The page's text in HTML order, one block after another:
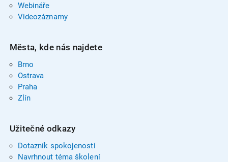
Webináře
Videozáznamy
Města, kde nás najdete
Brno
Ostrava
Praha
Zlín
Užitečné odkazy
Dotazník spokojenosti
Navrhnout téma školení